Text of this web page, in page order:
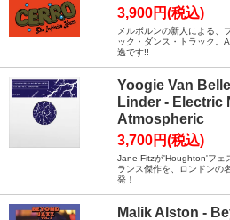
3,900円(税込)
メルボルンの新人による、
ック・ダンス・トラック。
逸です!!
Yoogie Van
Linder - Electric
Atmospheric
3,700円(税込)
Jane Fitzが'Houghton'フェ
ランス傑作を、ロンドンの
発！
Malik Alston -